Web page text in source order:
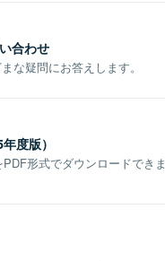
合わせ
な疑問にお答えします。
度版）
形式でダウンロードできま